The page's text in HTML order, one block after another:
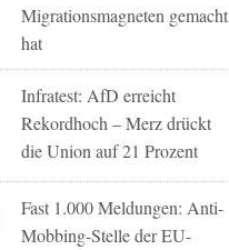
Migrationsmagneten gemacht
hat
Infratest: AfD erreicht
Rekordhoch – Merz drückt
die Union auf 21 Prozent
Fast 1.000 Meldungen: Anti-
Mobbing-Stelle der EU-